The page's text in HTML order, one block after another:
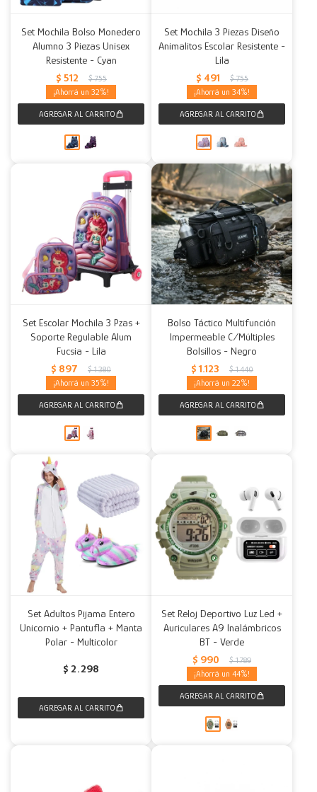
Set Mochila Bolso Monedero
Alumno 3 Piezas Unisex
Resistente - Cyan
$ 512 $ 755
32
Set Mochila 3 Piezas Diseño
Animalitos Escolar Resistente -
Lila
$ 491 $ 755
34
Set Escolar Mochila 3 Pzas +
Soporte Regulable Alum
Fucsia - Lila
$ 897 $ 1.380
35
Bolso Táctico Multifunción
Impermeable C/Múltiples
Bolsillos - Negro
$ 1.123 $ 1.440
22
Set Adultos Pijama Entero
Unicornio + Pantufla + Manta
Polar - Multicolor
$ 2.298
Set Reloj Deportivo Luz Led +
Auriculares A9 Inalámbricos
BT - Verde
$ 990 $ 1.789
44